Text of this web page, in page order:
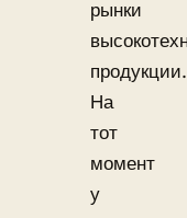
рынки
продукции.
На
тот
момент
у